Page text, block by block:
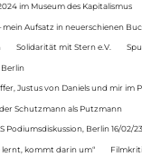
im Museum des Kapitalismus
Aufsatz in neuerschienen
Solidarität mit Stern e.V.
Justus von Daniels und mir im
Schutzmann als Putzmann
Podiumsdiskussion, Berlin 16/02/23
lernt, kommt darin um“